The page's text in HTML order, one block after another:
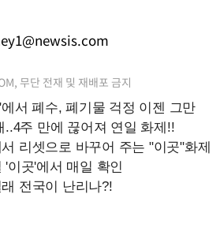
무단 전재 및 재배포 금지